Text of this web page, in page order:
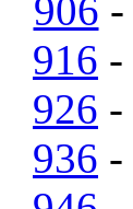
906 -
916 -
926 -
936 -